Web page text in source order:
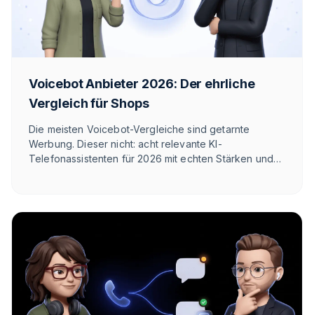
Voicebot Anbieter 2026: Der ehrliche
Vergleich für Shops
Die meisten Voicebot-Vergleiche sind getarnte
Werbung. Dieser nicht: acht relevante KI-
Telefonassistenten für 2026 mit echten Stärken und